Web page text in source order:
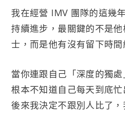
我在經營 IMV 團隊的這幾
持續進步，最關鍵的不是
士，而是他有沒有留下時間
當你連跟自己「深度的獨
根本不知道自己每天到底
後來我決定不跟別人比了